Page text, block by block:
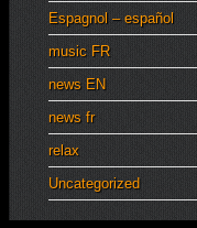
Espagnol – español
music FR
news EN
news fr
relax
Uncategorized